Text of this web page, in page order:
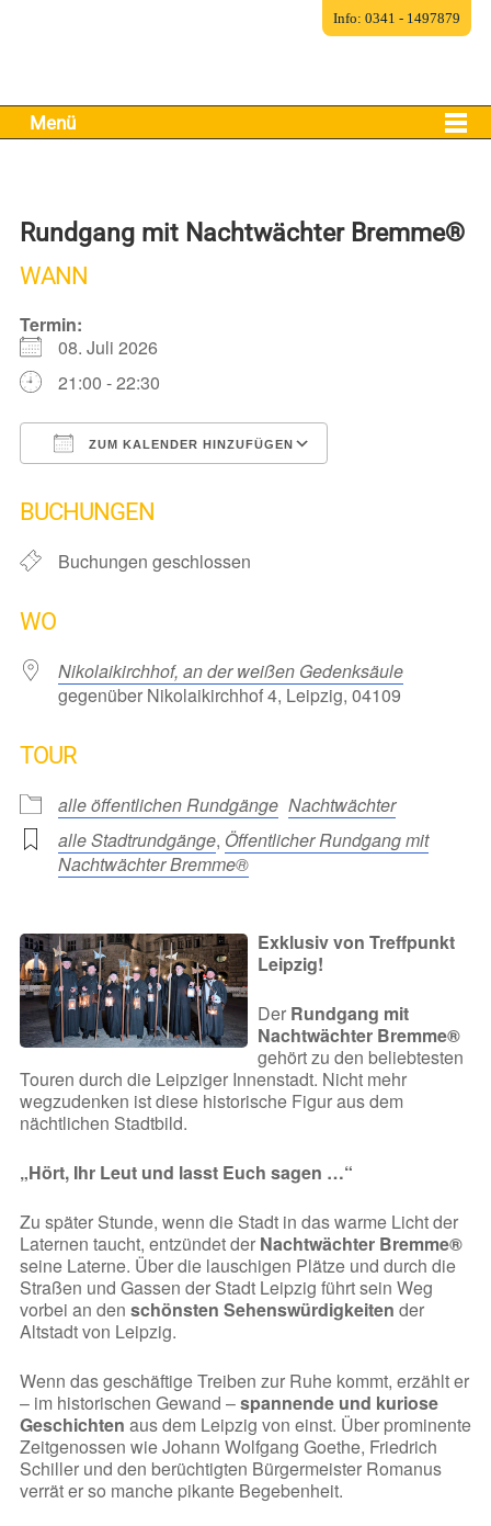
Menü
Rundgang mit Nachtwächter Bremme®
WANN
Termin:
08. Juli 2026
21:00 - 22:30
ZUM KALENDER HINZUFÜGEN
BUCHUNGEN
Buchungen geschlossen
WO
Nikolaikirchhof, an der weißen Gedenksäule
gegenüber Nikolaikirchhof 4, Leipzig, 04109
TOUR
alle öffentlichen Rundgänge Nachtwächter
alle Stadtrundgänge, Öffentlicher Rundgang mit
Nachtwächter Bremme®
Exklusiv von Treffpunkt
Leipzig!
Der Rundgang mit
Nachtwächter Bremme®
gehört zu den beliebtesten
Touren durch die Leipziger Innenstadt. Nicht mehr
wegzudenken ist diese historische Figur aus dem
nächtlichen Stadtbild.
„Hört, Ihr Leut und lasst Euch sagen …“
Zu später Stunde, wenn die Stadt in das warme Licht der
Laternen taucht, entzündet der Nachtwächter Bremme®
seine Laterne. Über die lauschigen Plätze und durch die
Straßen und Gassen der Stadt Leipzig führt sein Weg
vorbei an den schönsten Sehenswürdigkeiten der
Altstadt von Leipzig.
Wenn das geschäftige Treiben zur Ruhe kommt, erzählt er
– im historischen Gewand –spannende und kuriose
Geschichten aus dem Leipzig von einst. Über prominente
Zeitgenossen wie Johann Wolfgang Goethe, Friedrich
Schiller und den berüchtigten Bürgermeister Romanus
verrät er so manche pikante Begebenheit.
Info: 0341 - 1497879